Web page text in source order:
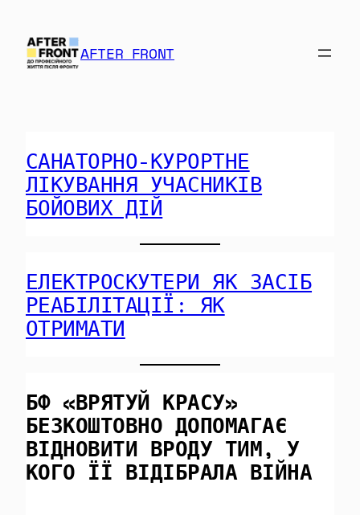
вмісту
AFTER FRONT
САНАТОРНО-КУРОРТНЕ
ЛІКУВАННЯ УЧАСНИКІВ
БОЙОВИХ ДІЙ
ЕЛЕКТРОСКУТЕРИ ЯК ЗАСІБ
РЕАБІЛІТАЦІЇ: ЯК
ОТРИМАТИ
БФ «ВРЯТУЙ КРАСУ»
БЕЗКОШТОВНО ДОПОМАГАЄ
ВІДНОВИТИ ВРОДУ ТИМ, У
КОГО ЇЇ ВІДІБРАЛА ВІЙНА